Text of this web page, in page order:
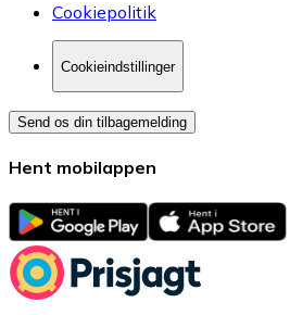
Cookiepolitik
Cookieindstillinger
Send os din tilbagemelding
Hent mobilappen